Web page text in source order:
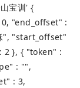
宝训' {
"end_offset" :
"start_offset"
2 }, { "token" :
: "",
: 3,